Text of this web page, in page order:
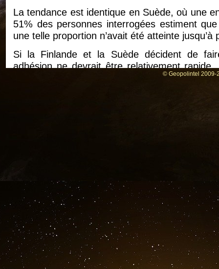
La tendance est identique en Suède, où une
51% des personnes interrogées estiment
une telle proportion n’avait été atteinte jusqu’à
Si la Finlande et la Suède décident de
adhésion ne devrait être relativement
problème particulier, en raison, notamment,
9 mars.
Cette insistance à rejoindre l’Otan et l’UE
de la Serbie, alliée de la Russie, ainsi
occidentaux.
En tout cas, ce sont les justifications
Sadriu, dans un courrier adressé à son
l’appui des États-Unis pour facilier cette
© Geopolintel 2009-